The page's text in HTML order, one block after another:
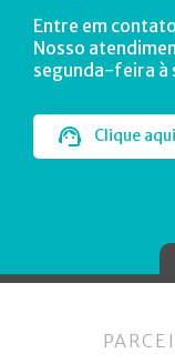
Entre em
Nosso
segunda-feira à
Clique aqui